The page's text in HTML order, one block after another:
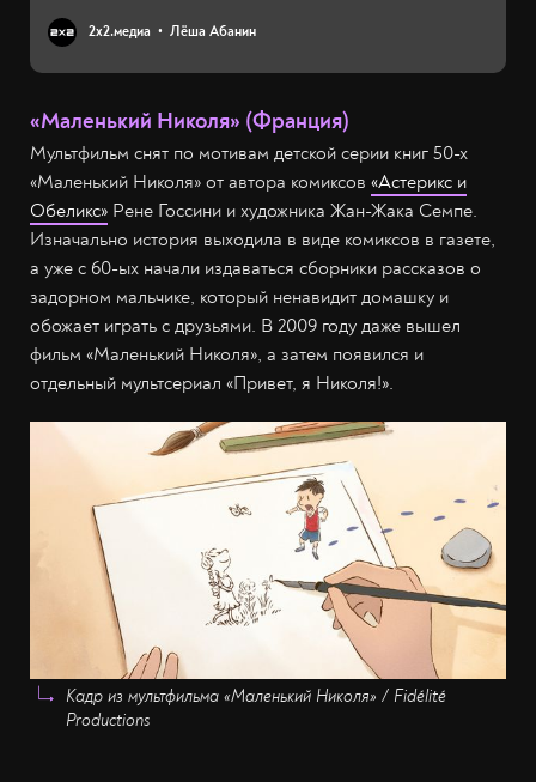
2х2.медиа Лёша Абанин
«Маленький Николя» (Франция)
Мультфильм снят по мотивам детской серии книг 50-х
«Маленький Николя» от автора комиксов «Астерикс и
Обеликс» Рене Госсини и художника Жан-Жака Семпе.
Изначально история выходила в виде комиксов в газете,
а уже с 60-ых начали издаваться сборники рассказов о
задорном мальчике, который ненавидит домашку и
обожает играть с друзьями. В 2009 году даже вышел
фильм «Маленький Николя», а затем появился и
отдельный мультсериал «Привет, я Николя!».
Кадр из мультфильма «Маленький Николя» / Fidélité
Productions